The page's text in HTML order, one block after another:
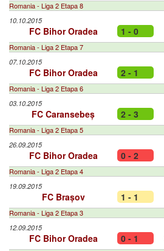
Romania - Liga 2 Etapa 8
10.10.2015
FC Bihor Oradea 1 - 0
Romania - Liga 2 Etapa 7
07.10.2015
FC Bihor Oradea 2 - 1
Romania - Liga 2 Etapa 6
03.10.2015
FC Caransebeș 2 - 3
Romania - Liga 2 Etapa 5
26.09.2015
FC Bihor Oradea 0 - 2
Romania - Liga 2 Etapa 4
19.09.2015
FC Brașov 1 - 1
Romania - Liga 2 Etapa 3
12.09.2015
FC Bihor Oradea 0 - 1